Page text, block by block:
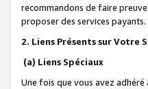
recommandons de faire
proposer des services payants.
2. Liens Présents sur Votre
(a) Liens Spéciaux
Une fois que vous avez adhéré